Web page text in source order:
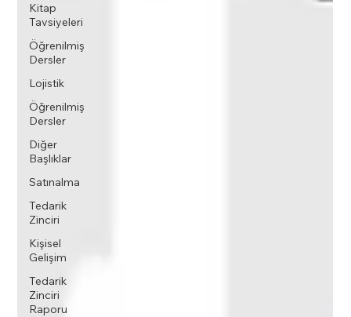
Kitap
Tavsiyeleri
Öğrenilmiş
Dersler
Lojistik
Öğrenilmiş
Dersler
Diğer
Başlıklar
Satınalma
Tedarik
Zinciri
Kişisel
Gelişim
Tedarik
Zinciri
Raporu